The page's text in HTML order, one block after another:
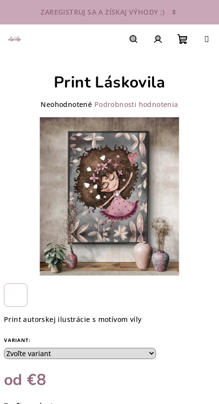
obsah
ZAREGISTRUJ SA A ZÍSKAJ VÝHODY ;)
Print autorskej ilustrácie s motívom víly
VARIANT:
od€8
Print Láskovila
Priemerné
produktu
je
0,0
hviezdičiek.
Neohodnotené Podrobnosti hodnotenia